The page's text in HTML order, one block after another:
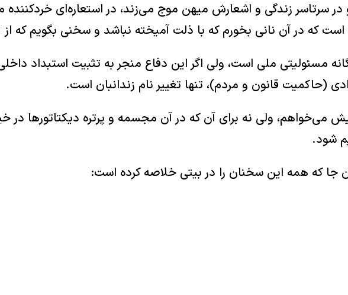
زندگی و اشعارش میهن موج می‌زند، در استعاره‌ای‌
که در آن نانی بخورم که با ذلت آمیخته نباشد و سخنی بگویم که
مسئولیتی ملی است، ولی اگر این دفاع منجر به تثبیت استبداد
(حاکمیت قانون و مردم)، تنها تغییر نام زندانبان است.
می‌خواهم، ولی نه برای آن که در آن مجسمه و پرتره دیکتاتورها
شود.
جا که همه این سخنان را در بیتی خلاصه کرده است: